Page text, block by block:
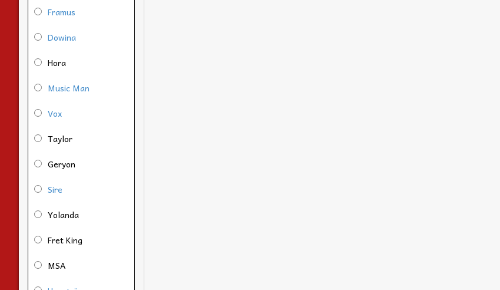
Framus
Dowina
Hora
Music Man
Vox
Taylor
Geryon
Sire
Yolanda
Fret King
MSA